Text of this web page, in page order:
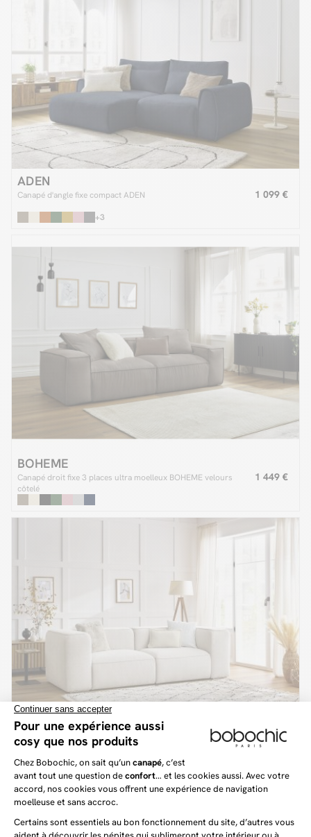
ADEN
Canapé d'angle fixe compact ADEN 1 099 €
+3
BOHEME
Canapé droit fixe 3 places ultra moelleux BOHEME velours
côtelé
1 449 €
ZEPHYR
Canapé droit fixe 2 places ZEPHYR
+3